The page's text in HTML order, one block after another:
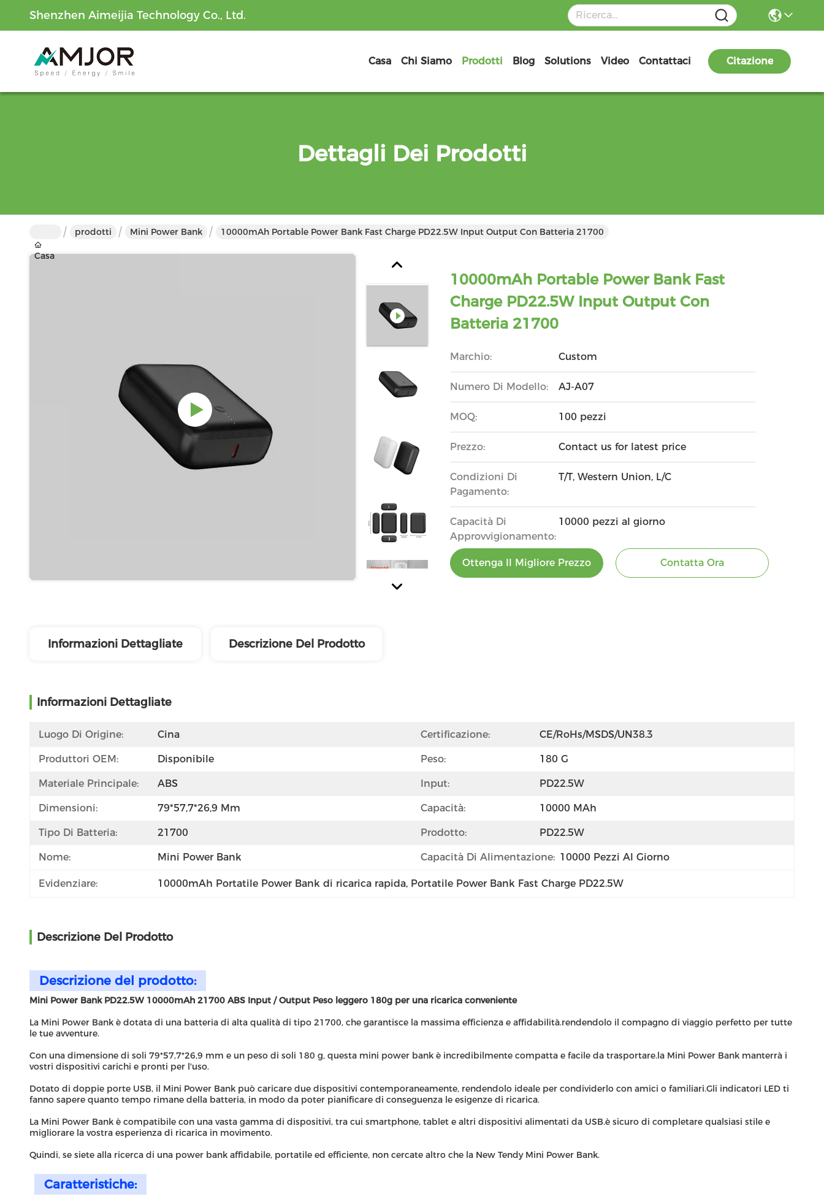
Shenzhen Aimeijia Technology Co., Ltd.
Casa Chi Siamo Prodotti Blog Solutions Video Contattaci Citazione
Dettagli Dei Prodotti
Casa
prodotti Mini Power Bank 10000mAh Portable Power Bank Fast Charge PD22.5W Input Output Con Batteria 21700
10000mAh Portable Power Bank Fast
Charge PD22.5W Input Output Con
Batteria 21700
Marchio: Custom
Numero Di Modello: AJ-A07
MOQ: 100 pezzi
Prezzo: Contact us for latest price
Condizioni Di
Pagamento:
T/T, Western Union, L/C
Capacità Di
Approvvigionamento:
10000 pezzi al giorno
Ottenga Il Migliore Prezzo Contatta Ora
Informazioni Dettagliate Descrizione Del Prodotto
Informazioni Dettagliate
Luogo Di Origine: Cina Certificazione: CE/RoHs/MSDS/UN38.3
Produttori OEM: Disponibile Peso: 180 G
Materiale Principale: ABS Input: PD22.5W
Dimensioni: 79*57,7*26,9 Mm Capacità: 10000 MAh
Tipo Di Batteria: 21700 Prodotto: PD22.5W
Nome: Mini Power Bank Capacità Di Alimentazione: 10000 Pezzi Al Giorno
Evidenziare: 10000mAh Portatile Power Bank di ricarica rapida, Portatile Power Bank Fast Charge PD22.5W
Descrizione Del Prodotto
Descrizione del prodotto:
Mini Power Bank PD22.5W 10000mAh 21700 ABS Input / Output Peso leggero 180g per una ricarica conveniente
La Mini Power Bank è dotata di una batteria di alta qualità di tipo 21700, che garantisce la massima efficienza e affidabilità.rendendolo il compagno di viaggio perfetto per tutte
le tue avventure.
Con una dimensione di soli 79*57,7*26,9 mm e un peso di soli 180 g, questa mini power bank è incredibilmente compatta e facile da trasportare.la Mini Power Bank manterrà i
vostri dispositivi carichi e pronti per l'uso.
Dotato di doppie porte USB, il Mini Power Bank può caricare due dispositivi contemporaneamente, rendendolo ideale per condividerlo con amici o familiari.Gli indicatori LED ti
fanno sapere quanto tempo rimane della batteria, in modo da poter pianificare di conseguenza le esigenze di ricarica.
La Mini Power Bank è compatibile con una vasta gamma di dispositivi, tra cui smartphone, tablet e altri dispositivi alimentati da USB.è sicuro di completare qualsiasi stile e
migliorare la vostra esperienza di ricarica in movimento.
Quindi, se siete alla ricerca di una power bank affidabile, portatile ed efficiente, non cercate altro che la New Tendy Mini Power Bank.
Caratteristiche: